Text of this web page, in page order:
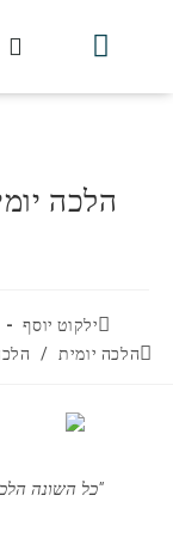
הלכה
ילקוט יוסף
הלכה יומית / הלכה
"כל השונה